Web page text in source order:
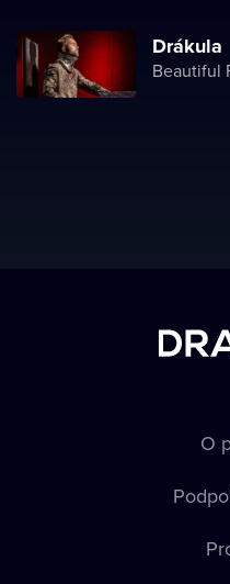
Drákula
Beautiful
O